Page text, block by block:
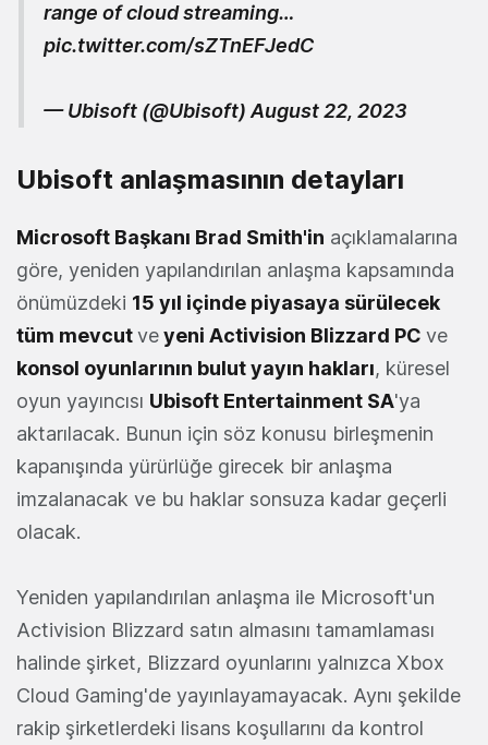
range of cloud streaming…
pic.twitter.com/sZTnEFJedC
— Ubisoft (@Ubisoft) August 22, 2023
Ubisoft anlaşmasının detayları
Microsoft Başkanı Brad Smith'in açıklamalarına
göre, yeniden yapılandırılan anlaşma kapsamında
önümüzdeki 15 yıl içinde piyasaya sürülecek
tüm mevcutveyeni Activision Blizzard PC ve
konsol oyunlarının bulut yayın hakları, küresel
oyun yayıncısı Ubisoft Entertainment SA'ya
aktarılacak. Bunun için söz konusu birleşmenin
kapanışında yürürlüğe girecek bir anlaşma
imzalanacak ve bu haklar sonsuza kadar geçerli
olacak.
Yeniden yapılandırılan anlaşma ile Microsoft'un
Activision Blizzard satın almasını tamamlaması
halinde şirket, Blizzard oyunlarını yalnızca Xbox
Cloud Gaming'de yayınlayamayacak. Aynı şekilde
rakip şirketlerdeki lisans koşullarını da kontrol